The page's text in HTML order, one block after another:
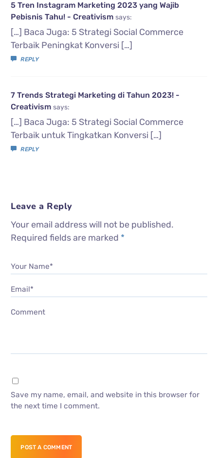
5 Tren Instagram Marketing 2023 yang Wajib
Pebisnis Tahu! - Creativism says:
[…] Baca Juga: 5 Strategi Social Commerce
Terbaik Peningkat Konversi […]
REPLY
7 Trends Strategi Marketing di Tahun 2023! -
Creativism says:
[…] Baca Juga: 5 Strategi Social Commerce
Terbaik untuk Tingkatkan Konversi […]
REPLY
Leave a Reply
Your email address will not be published.
Required fields are marked *
Your Name*
Email*
Comment
Save my name, email, and website in this browser for
the next time I comment.
POST A COMMENT